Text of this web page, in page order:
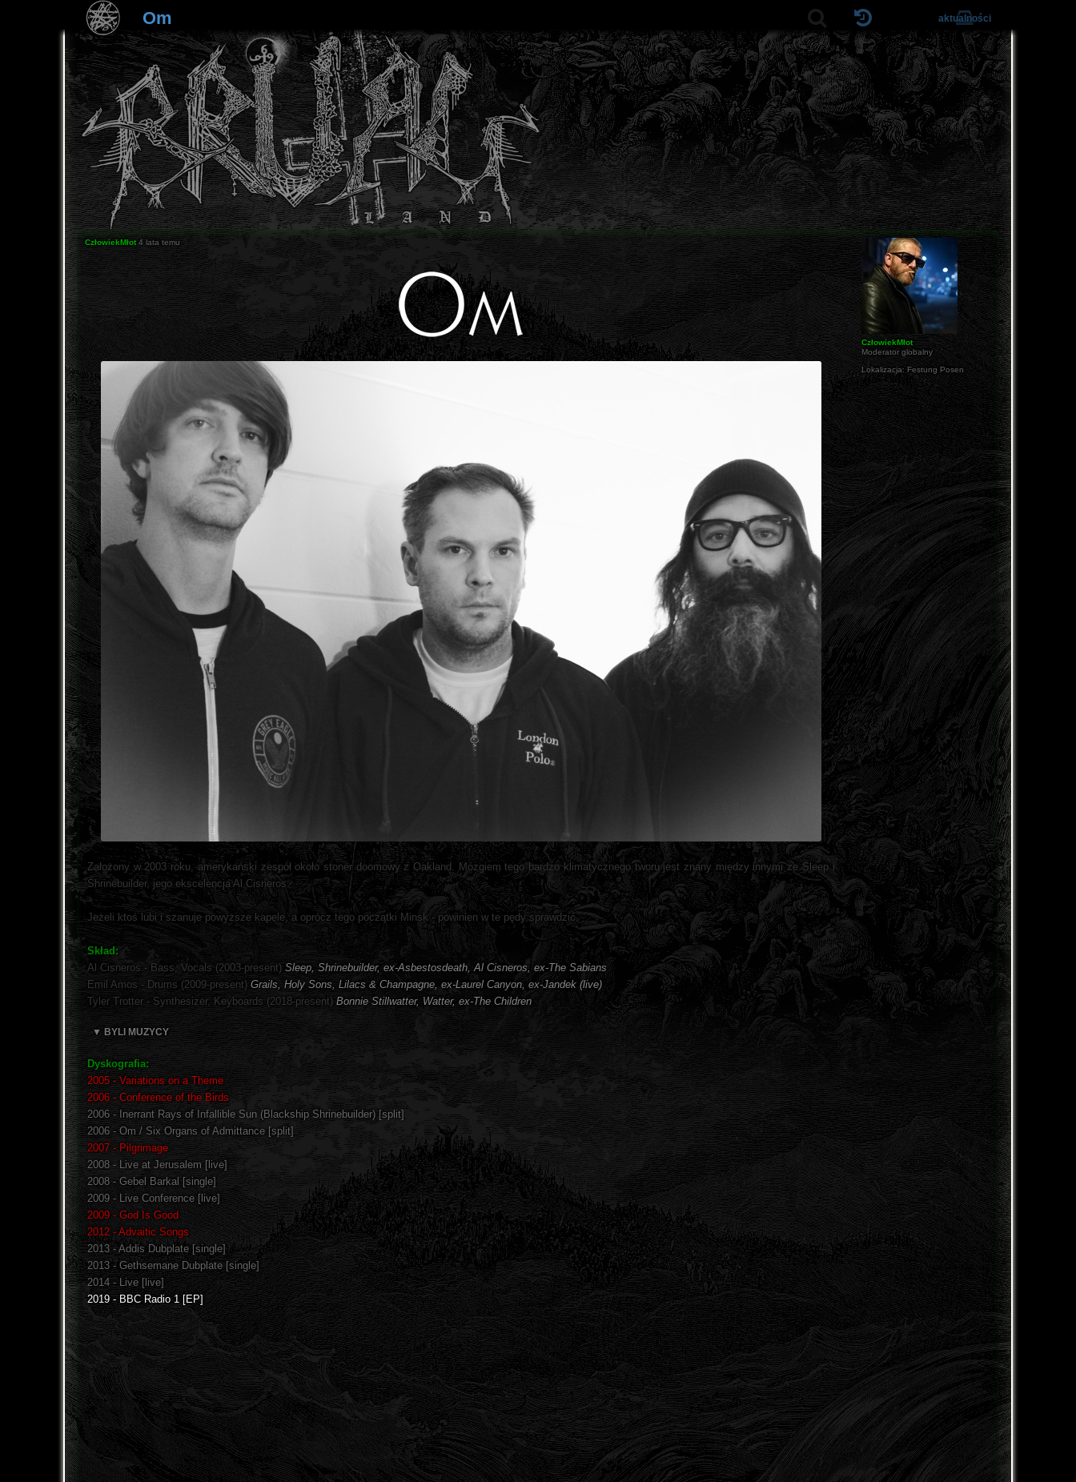
Om aktualności
CzłowiekMłot
Moderator globalny
Lokalizacja: Festung Posen
CzłowiekMłot 4 lata temu
Założony w 2003 roku, amerykański zespół około stoner doomowy z Oakland. Mózgiem tego bardzo klimatycznego tworu jest znany między innymi ze Sleep i
Shrinebuilder, jego ekscelencja Al Cisneros.
Jeżeli ktoś lubi i szanuje powyższe kapele, a oprócz tego początki Minsk - powinien w te pędy sprawdzić.
Skład:
Al Cisneros - Bass, Vocals (2003-present) Sleep, Shrinebuilder, ex-Asbestosdeath, Al Cisneros, ex-The Sabians
Emil Amos - Drums (2009-present) Grails, Holy Sons, Lilacs & Champagne, ex-Laurel Canyon, ex-Jandek (live)
Tyler Trotter - Synthesizer, Keyboards (2018-present) Bonnie Stillwatter, Watter, ex-The Children
▼ BYLI MUZYCY
Dyskografia:
2005 - Variations on a Theme
2006 - Conference of the Birds
2006 - Inerrant Rays of Infallible Sun (Blackship Shrinebuilder) [split]
2006 - Om / Six Organs of Admittance [split]
2007 - Pilgrimage
2008 - Live at Jerusalem [live]
2008 - Gebel Barkal [single]
2009 - Live Conference [live]
2009 - God Is Good
2012 - Advaitic Songs
2013 - Addis Dubplate [single]
2013 - Gethsemane Dubplate [single]
2014 - Live [live]
2019 - BBC Radio 1 [EP]